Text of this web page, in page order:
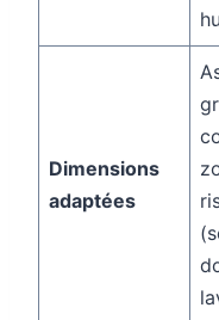
Dimensions
adaptées